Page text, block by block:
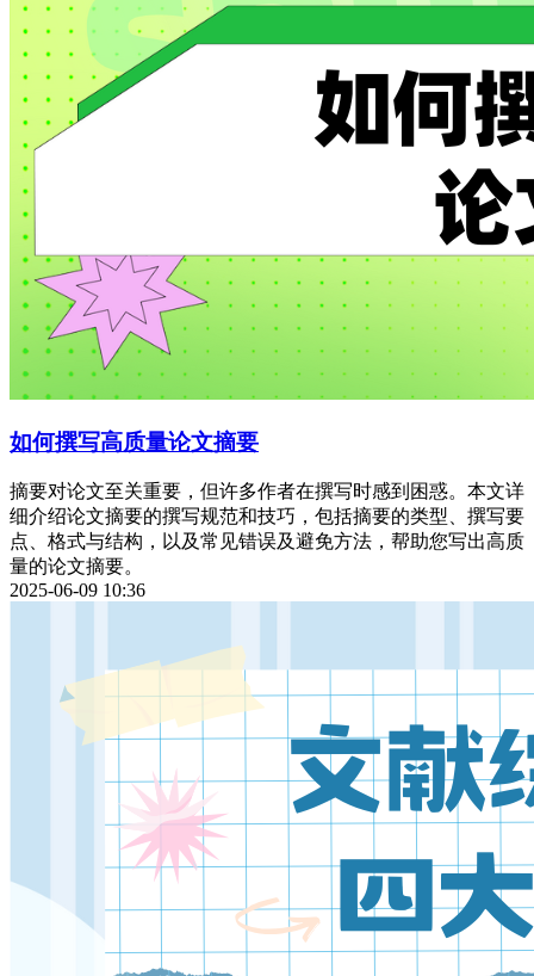
如何撰写高质量论文摘要
摘要对论文至关重要，但许多作者在撰写时感到困惑。本文详
细介绍论文摘要的撰写规范和技巧，包括摘要的类型、撰写要
点、格式与结构，以及常见错误及避免方法，帮助您写出高质
量的论文摘要。
2025-06-09 10:36